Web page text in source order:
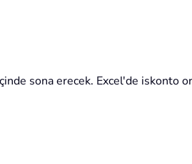
sona erecek. Excel'de iskonto